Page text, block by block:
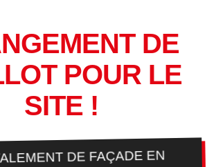
DE
POUR LE
SITE !
DE FAÇADE EN